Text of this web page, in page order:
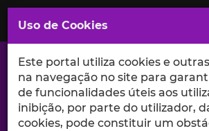
Saltar
para
Conteúdo
Principal
A excelência da investigação e ciência
Uso de Cookies
Este portal utiliza cookies e
na navegação no site para
de funcionalidades úteis aos
inibição, por parte do utilizador,
cookies, pode constituir um